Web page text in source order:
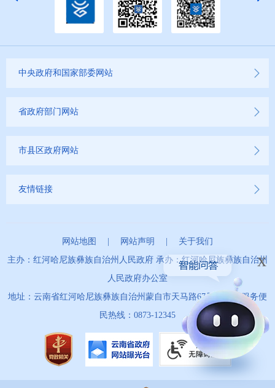
中央政府和国家部委网站
省政府部门网站
市县区政府网站
友情链接
网站地图 网站声明
关于我们
主办：红河哈尼族彝族自治州人民政府 承办：红河哈尼族彝族自治州
人民政府办公室
地址：云南省红河哈尼族彝族自治州蒙自市天马路67号 政务服务便
民热线：0873-12345
x